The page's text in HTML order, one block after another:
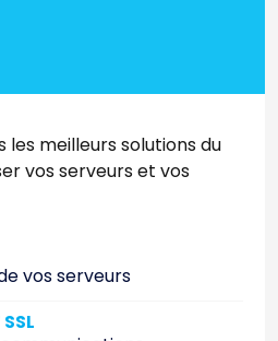
les meilleurs solutions du
vos serveurs et vos
vos serveurs